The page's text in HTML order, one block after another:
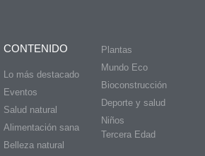
CONTENIDO
Lo más destacado
Eventos
Salud natural
Alimentación sana
Belleza natural
Plantas
Mundo Eco
Bioconstrucción
Deporte y salud
Niños
Tercera Edad